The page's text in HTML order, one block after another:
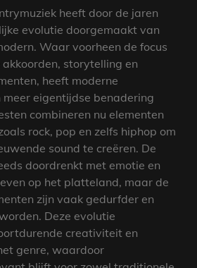
heeft door de jaren
evolutie doorgemaakt van
Waar voorheen de focus
storytelling en
heeft moderne
meer eigentijdse benadering
combineren nu elementen
rock, pop en zelfs hiphop om
sound te creëren. De
doordrenkt met emotie en
op het platteland, maar de
zijn vaak gedurfder en
Deze evolutie
creativiteit en
genre, waardoor